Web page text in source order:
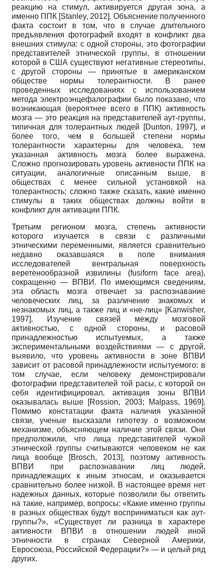
реакцию на стимул, активируется другая зона, а
именно ППК [Stanley, 2012]. Объяснение полученного
факта состоит в том, что в случае длительного
предъявления фотографий входят в конфликт два
внешних стимула: с одной стороны, это фотографии
представителей этнической группы, в отношении
которой в США существуют негативные стереотипы,
с другой стороны — принятые в американском
обществе нормы толерантности. В ранее
проведенных исследованиях с использованием
метода электроэнцефалографии было показано, что
возникающая (вероятнее всего в ППК) активность
мозга — это реакция на представителей аут-группы,
типичная для толерантных людей
[Dunton, 1997], и
более того, чем в большей степени нормы
толерантности характерны для человека, тем
указанная активность мозга более выражена.
Сложно прогнозировать уровень активности ППК на
ситуации, аналогичные описанным выше, в
обществах с менее сильной установкой на
толерантность; сложно также сказать, какие именно
стимулы в таких обществах должны войти в
конфликт для активации ППК.
Третьим регионом мозга, степень активности
которого изучается в связи с различными
этническими переменными, является сравнительно
недавно оказавшаяся в поле внимания
исследователей вентральная поверхность
веретенообразной извилины (fusiform face area),
сокращенно — ВПВИ. По имеющимся сведениям,
эта область мозга отвечает за распознавание
человеческих лиц, за различение знакомых и
незнакомых лиц, а также лиц и «не-лиц» [Kanwisher,
1997]. Изучение связей между мозговой
активностью, с одной стороны, и расовой
принадлежностью испытуемых, а также
экспериментальными воздействиями — с другой,
выявило, что уровень активности в зоне ВПВИ
зависит от расовой принадлежности испытуемого: в
том случае, если человеку демонстрировали
фотографии представителей той расы, с которой он
себя идентифицировал, активация зоны ВПВИ
оказывалась выше [Rossion, 2003; Malpass, 1969].
Помимо констатации факта наличия указанной
связи, ученые высказали гипотезу о возможном
механизме, объясняющем наличие этой связи. Они
предположили, что лица представителей чужой
этнической группы считываются человеком не как
лица вообще [Brosch, 2013], поэтому активность
ВПВИ при распознавании лиц людей,
принадлежащих к иным этносам, и оказывается
сравнительно более низкой. В настоящее время нет
надежных данных, которые позволили бы ответить
на такие, например, вопросы: «Какие именно группы
в разных обществах будут восприниматься как аут-
группы?», «Существует ли разница в характере
активности ВПВИ в отношении людей иной
этничности в странах Северной Америки,
Евросоюза, Российской Федерации?» — и целый ряд
других.